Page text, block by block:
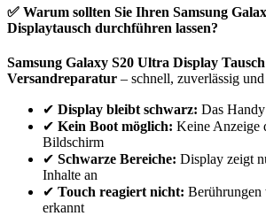
✅ Warum sollten Sie Ihren Samsung
Displaytausch durchführen lassen?
Samsung Galaxy S20 Ultra Display
Versandreparatur – schnell, zuverlässig
✔ Display bleibt schwarz: Das
✔ Kein Boot möglich: Keine Anzeige
Bildschirm
✔ Schwarze Bereiche: Display zeigt
Inhalte an
✔ Touch reagiert nicht: Berührungen
erkannt